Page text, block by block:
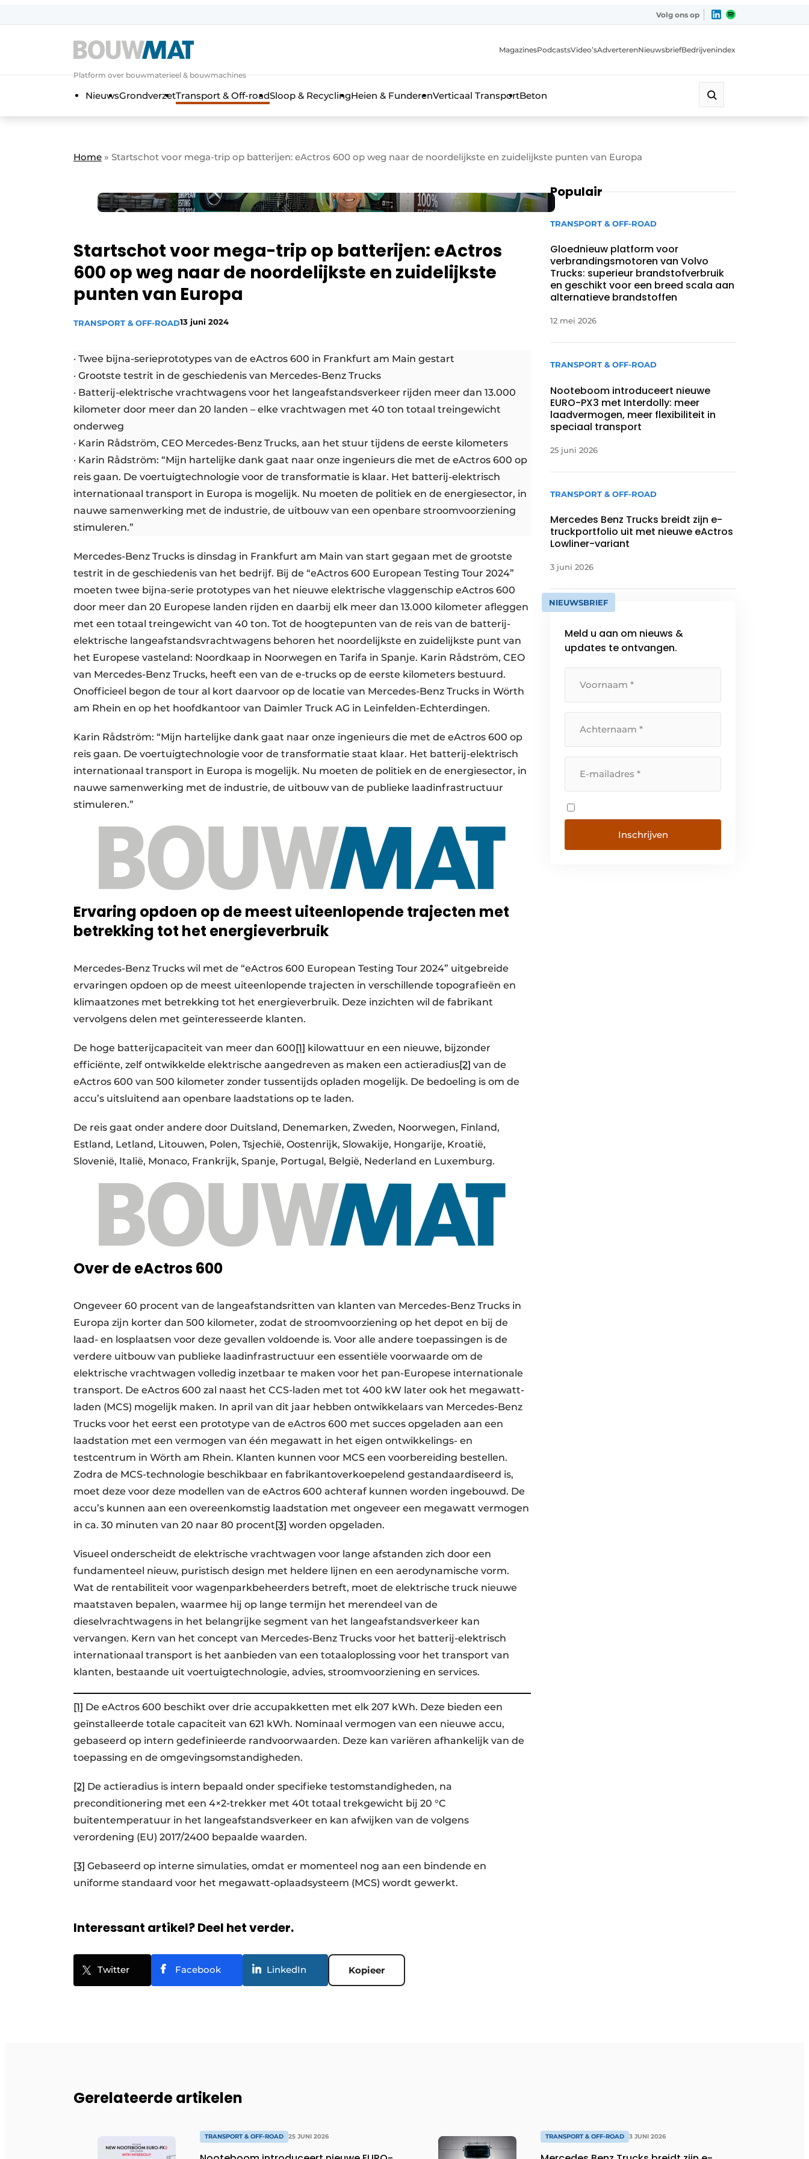
Algemene voorwaarden
BedrijvenAanmeldenAanmelden FR
Bedankt voor de aanmelding
Bedankt voor de aanmelding FR
Bedrijven
Bouwmat | Platform over bouwmaterieel & bouwmachines
Direct contact
Meest gelezen
Podcasts
Vacature aanmelden
Vacatures
Video’s
Volg ons op
Platform over bouwmaterieel & bouwmachines
MagazinesPodcastsVideo’sAdverterenNieuwsbriefBedrijvenindex
NieuwsGrondverzetTransport & Off-roadSloop & RecyclingHeien & FunderenVerticaal TransportBeton
Home » Startschot voor mega-trip op batterijen: eActros 600 op weg naar de noordelijkste en zuidelijkste punten van Europa
Startschot voor mega-trip op batterijen: eActros
600 op weg naar de noordelijkste en zuidelijkste
punten van Europa
TRANSPORT & OFF-ROAD13 juni 2024
· Twee bijna-serieprototypes van de eActros 600 in Frankfurt am Main gestart
· Grootste testrit in de geschiedenis van Mercedes-Benz Trucks
· Batterij-elektrische vrachtwagens voor het langeafstandsverkeer rijden meer dan 13.000
kilometer door meer dan 20 landen – elke vrachtwagen met 40 ton totaal treingewicht
onderweg
· Karin Rådström, CEO Mercedes-Benz Trucks, aan het stuur tijdens de eerste kilometers
· Karin Rådström: “Mijn hartelijke dank gaat naar onze ingenieurs die met de eActros 600 op
reis gaan. De voertuigtechnologie voor de transformatie is klaar. Het batterij-elektrisch
internationaal transport in Europa is mogelijk. Nu moeten de politiek en de energiesector, in
nauwe samenwerking met de industrie, de uitbouw van een openbare stroomvoorziening
stimuleren.”
Mercedes-Benz Trucks is dinsdag in Frankfurt am Main van start gegaan met de grootste
testrit in de geschiedenis van het bedrijf. Bij de “eActros 600 European Testing Tour 2024”
moeten twee bijna-serie prototypes van het nieuwe elektrische vlaggenschip eActros 600
door meer dan 20 Europese landen rijden en daarbij elk meer dan 13.000 kilometer afleggen
met een totaal treingewicht van 40 ton. Tot de hoogtepunten van de reis van de batterij-
elektrische langeafstandsvrachtwagens behoren het noordelijkste en zuidelijkste punt van
het Europese vasteland: Noordkaap in Noorwegen en Tarifa in Spanje. Karin Rådström, CEO
van Mercedes-Benz Trucks, heeft een van de e-trucks op de eerste kilometers bestuurd.
Onofficieel begon de tour al kort daarvoor op de locatie van Mercedes-Benz Trucks in Wörth
am Rhein en op het hoofdkantoor van Daimler Truck AG in Leinfelden-Echterdingen.
Karin Rådström: “Mijn hartelijke dank gaat naar onze ingenieurs die met de eActros 600 op
reis gaan. De voertuigtechnologie voor de transformatie staat klaar. Het batterij-elektrisch
internationaal transport in Europa is mogelijk. Nu moeten de politiek en de energiesector, in
nauwe samenwerking met de industrie, de uitbouw van de publieke laadinfrastructuur
stimuleren.”
Ervaring opdoen op de meest uiteenlopende trajecten met
betrekking tot het energieverbruik
Mercedes-Benz Trucks wil met de “eActros 600 European Testing Tour 2024” uitgebreide
ervaringen opdoen op de meest uiteenlopende trajecten in verschillende topografieën en
klimaatzones met betrekking tot het energieverbruik. Deze inzichten wil de fabrikant
vervolgens delen met geïnteresseerde klanten.
De hoge batterijcapaciteit van meer dan 600[1] kilowattuur en een nieuwe, bijzonder
efficiënte, zelf ontwikkelde elektrische aangedreven as maken een actieradius[2] van de
eActros 600 van 500 kilometer zonder tussentijds opladen mogelijk. De bedoeling is om de
accu’s uitsluitend aan openbare laadstations op te laden.
De reis gaat onder andere door Duitsland, Denemarken, Zweden, Noorwegen, Finland,
Estland, Letland, Litouwen, Polen, Tsjechië, Oostenrijk, Slowakije, Hongarije, Kroatië,
Slovenië, Italië, Monaco, Frankrijk, Spanje, Portugal, België, Nederland en Luxemburg.
Over de eActros 600
Ongeveer 60 procent van de langeafstandsritten van klanten van Mercedes-Benz Trucks in
Europa zijn korter dan 500 kilometer, zodat de stroomvoorziening op het depot en bij de
laad- en losplaatsen voor deze gevallen voldoende is. Voor alle andere toepassingen is de
verdere uitbouw van publieke laadinfrastructuur een essentiële voorwaarde om de
elektrische vrachtwagen volledig inzetbaar te maken voor het pan-Europese internationale
transport. De eActros 600 zal naast het CCS-laden met tot 400 kW later ook het megawatt-
laden (MCS) mogelijk maken. In april van dit jaar hebben ontwikkelaars van Mercedes-Benz
Trucks voor het eerst een prototype van de eActros 600 met succes opgeladen aan een
laadstation met een vermogen van één megawatt in het eigen ontwikkelings- en
testcentrum in Wörth am Rhein. Klanten kunnen voor MCS een voorbereiding bestellen.
Zodra de MCS-technologie beschikbaar en fabrikantoverkoepelend gestandaardiseerd is,
moet deze voor deze modellen van de eActros 600 achteraf kunnen worden ingebouwd. De
accu’s kunnen aan een overeenkomstig laadstation met ongeveer een megawatt vermogen
in ca. 30 minuten van 20 naar 80 procent[3] worden opgeladen.
Visueel onderscheidt de elektrische vrachtwagen voor lange afstanden zich door een
fundamenteel nieuw, puristisch design met heldere lijnen en een aerodynamische vorm.
Wat de rentabiliteit voor wagenparkbeheerders betreft, moet de elektrische truck nieuwe
maatstaven bepalen, waarmee hij op lange termijn het merendeel van de
dieselvrachtwagens in het belangrijke segment van het langeafstandsverkeer kan
vervangen. Kern van het concept van Mercedes-Benz Trucks voor het batterij-elektrisch
internationaal transport is het aanbieden van een totaaloplossing voor het transport van
klanten, bestaande uit voertuigtechnologie, advies, stroomvoorziening en services.
[1] De eActros 600 beschikt over drie accupakketten met elk 207 kWh. Deze bieden een
geïnstalleerde totale capaciteit van 621 kWh. Nominaal vermogen van een nieuwe accu,
gebaseerd op intern gedefinieerde randvoorwaarden. Deze kan variëren afhankelijk van de
toepassing en de omgevingsomstandigheden.
[2] De actieradius is intern bepaald onder specifieke testomstandigheden, na
preconditionering met een 4×2-trekker met 40t totaal trekgewicht bij 20 °C
buitentemperatuur in het langeafstandsverkeer en kan afwijken van de volgens
verordening (EU) 2017/2400 bepaalde waarden.
[3] Gebaseerd op interne simulaties, omdat er momenteel nog aan een bindende en
uniforme standaard voor het megawatt-oplaadsysteem (MCS) wordt gewerkt.
Interessant artikel? Deel het verder.
Twitter Facebook LinkedIn Kopieer
Populair
TRANSPORT & OFF-ROAD
Gloednieuw platform voor
verbrandingsmotoren van Volvo
Trucks: superieur brandstofverbruik
en geschikt voor een breed scala aan
alternatieve brandstoffen
12 mei 2026
TRANSPORT & OFF-ROAD
Nooteboom introduceert nieuwe
EURO-PX3 met Interdolly: meer
laadvermogen, meer flexibiliteit in
speciaal transport
25 juni 2026
TRANSPORT & OFF-ROAD
Mercedes Benz Trucks breidt zijn e-
truckportfolio uit met nieuwe eActros
Lowliner-variant
3 juni 2026
NIEUWSBRIEF
Meld u aan om nieuws &
updates te ontvangen.
Gerelateerde artikelen
TRANSPORT & OFF-ROAD 25 JUNI 2026 TRANSPORT & OFF-ROAD 3 JUNI 2026